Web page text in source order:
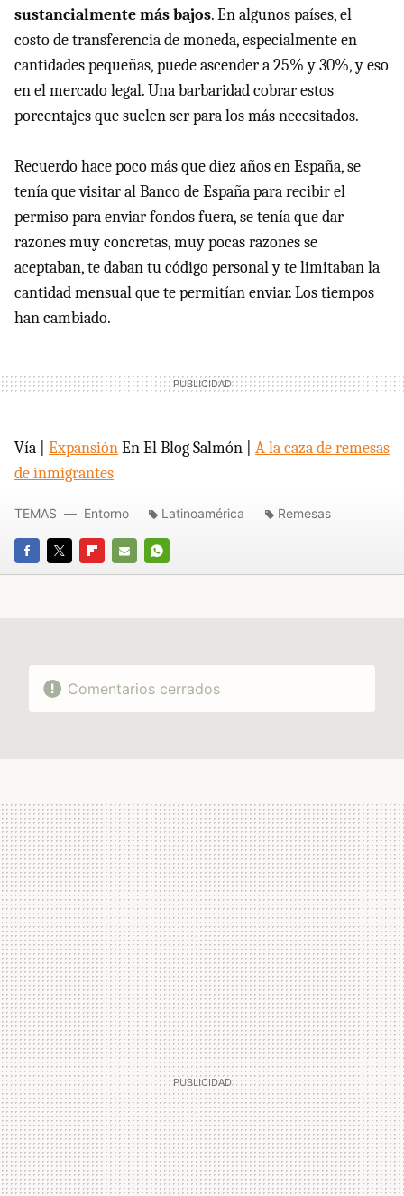
sustancialmente más bajos. En algunos países, el
costo de transferencia de moneda, especialmente en
cantidades pequeñas, puede ascender a 25% y 30%, y eso
en el mercado legal. Una barbaridad cobrar estos
porcentajes que suelen ser para los más necesitados.
Recuerdo hace poco más que diez años en España, se
tenía que visitar al Banco de España para recibir el
permiso para enviar fondos fuera, se tenía que dar
razones muy concretas, muy pocas razones se
aceptaban, te daban tu código personal y te limitaban la
cantidad mensual que te permitían enviar. Los tiempos
han cambiado.
Vía | ExpansiónEn El Blog Salmón | A la caza de remesas
de inmigrantes
FACEBOOK
TWITTERFLIPBOARD
E-
WHATSAPP
TEMAS Entorno Latinoamérica Remesas
Comentarios cerrados